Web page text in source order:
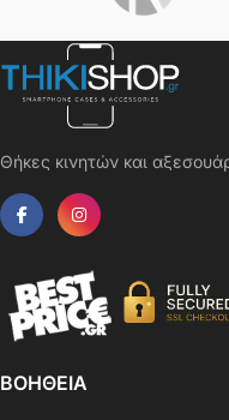
Θήκες κινητών και
ΒΟΗΘΕΙΑ